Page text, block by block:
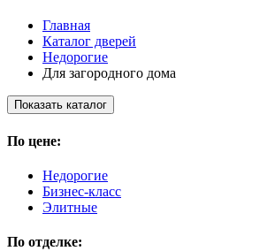
Главная
Каталог дверей
Недорогие
Для загородного дома
Показать каталог
По цене:
Недорогие
Бизнес-класс
Элитные
По отделке: